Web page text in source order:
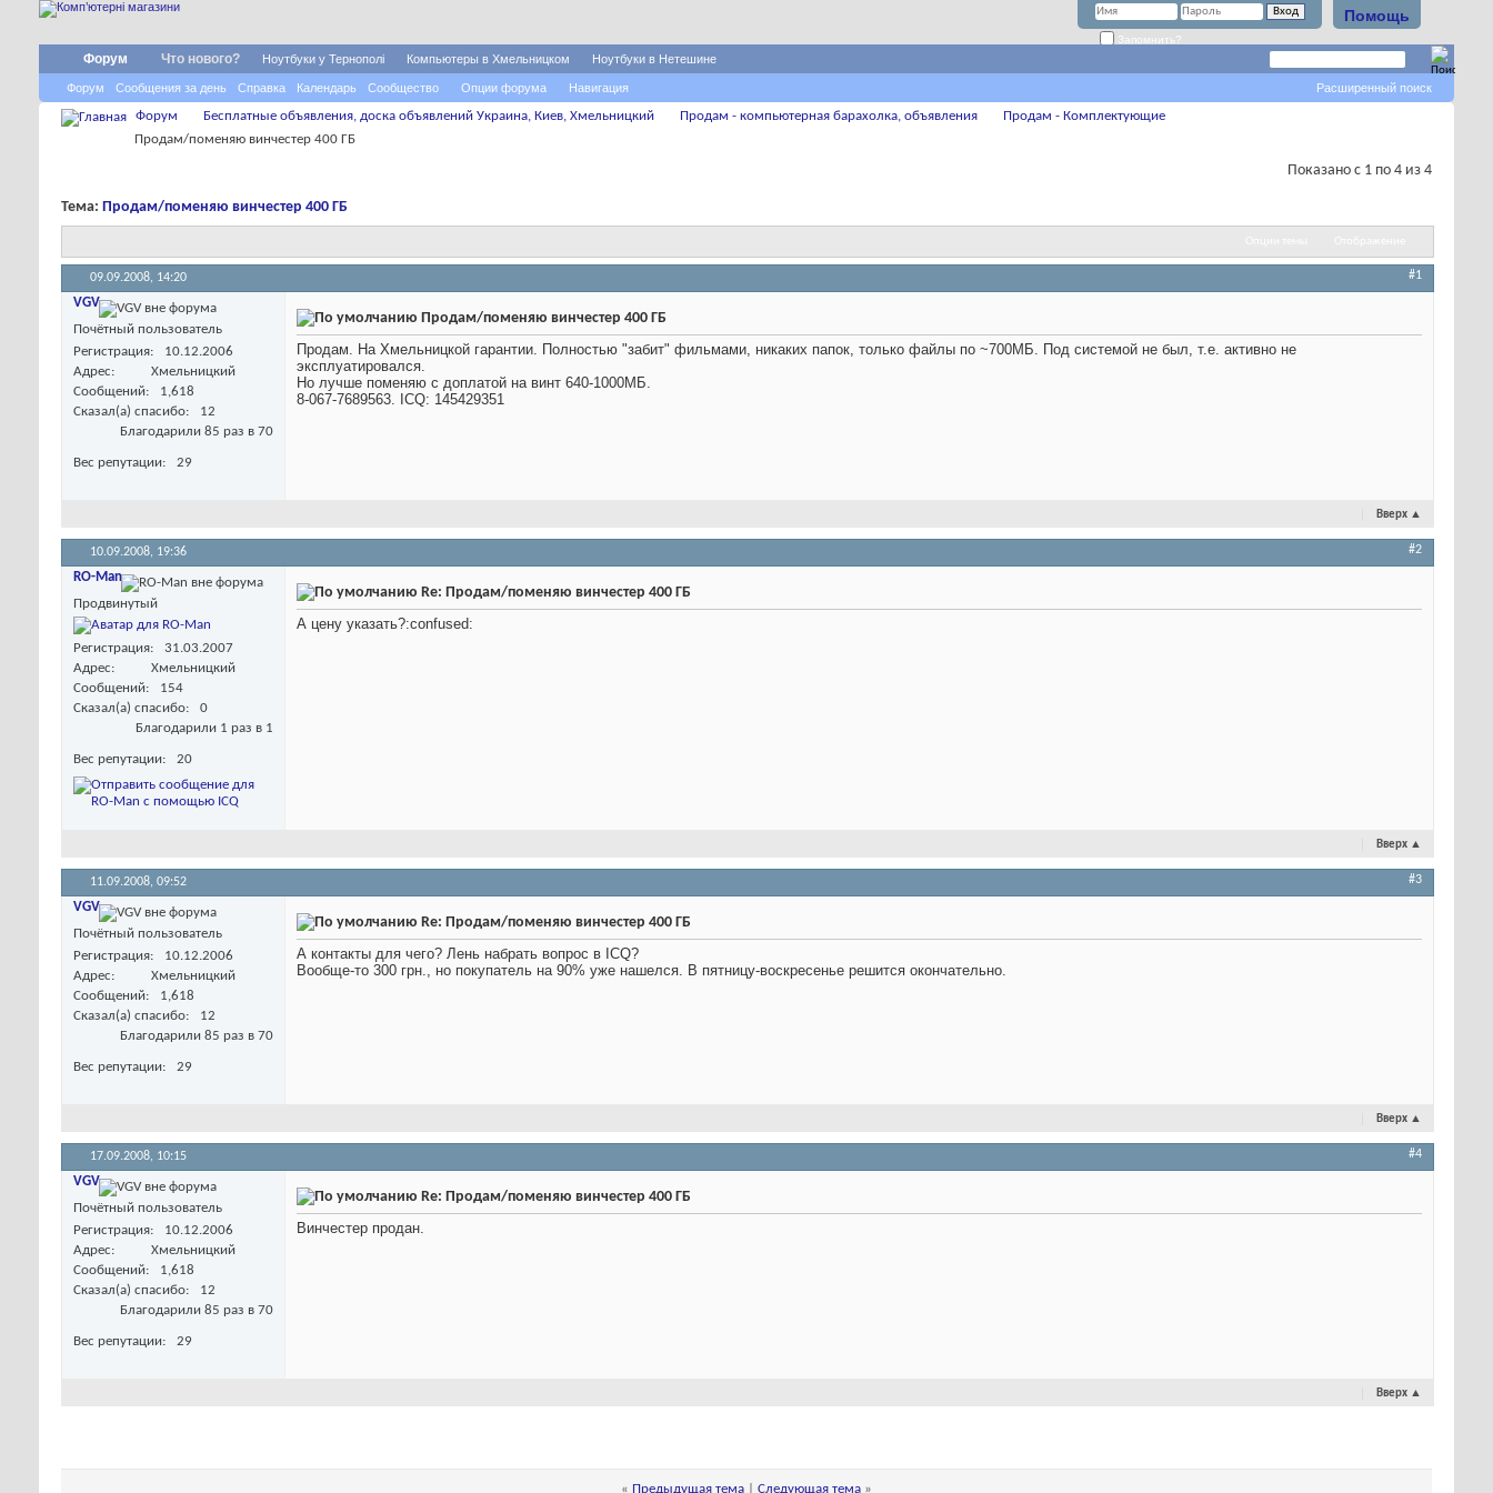
Помощь
Запомнить?
Форум
Форум Сообщения за день Справка Календарь Сообщество Опции форума Навигация
Что нового? Ноутбуки у Тернополі Компьютеры в Хмельницком Ноутбуки в Нетешине
Расширенный поиск
Форум Бесплатные объявления, доска объявлений Украина, Киев, Хмельницкий Продам - компьютерная барахолка, объявления
Продам - Комплектующие
Продам/поменяю винчестер 400 ГБ
Показано с 1 по 4 из 4
Тема: Продам/поменяю винчестер 400 ГБ
09.09.2008, 14:20 #1
VGV
Почётный пользователь
Регистрация
10.12.2006
Адрес
Хмельницкий
Сообщений
1,618
Сказал(а) спасибо
12
Благодарили 85 раз в 70
Вес репутации 29
Продам/поменяю винчестер 400 ГБ
Продам. На Хмельницкой гарантии. Полностью "забит" фильмами, никаких папок, только файлы по ~700МБ. Под системой не был, т.е. активно не
эксплуатировался.
Но лучше поменяю с доплатой на винт 640-1000МБ.
8-067-7689563. ICQ: 145429351
Вверх ▲
10.09.2008, 19:36 #2
RO-Man
Продвинутый
Регистрация
31.03.2007
Адрес
Хмельницкий
Сообщений
154
Сказал(а) спасибо
0
Благодарили 1 раз в 1
Вес репутации 20
Re: Продам/поменяю винчестер 400 ГБ
А цену указать?:confused:
Вверх ▲
11.09.2008, 09:52 #3
VGV
Почётный пользователь
Регистрация
10.12.2006
Адрес
Хмельницкий
Сообщений
1,618
Сказал(а) спасибо
12
Благодарили 85 раз в 70
Вес репутации 29
Re: Продам/поменяю винчестер 400 ГБ
А контакты для чего? Лень набрать вопрос в ICQ?
Вообще-то 300 грн., но покупатель на 90% уже нашелся. В пятницу-воскресенье решится окончательно.
Вверх ▲
17.09.2008, 10:15 #4
VGV
Почётный пользователь
Регистрация
10.12.2006
Адрес
Хмельницкий
Сообщений
1,618
Сказал(а) спасибо
12
Благодарили 85 раз в 70
Вес репутации 29
Re: Продам/поменяю винчестер 400 ГБ
Винчестер продан.
Вверх ▲
« Предыдущая тема Следующая тема »